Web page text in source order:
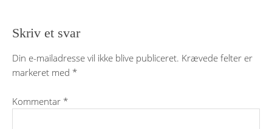
Skriv et svar
Din e-mailadresse vil ikke blive publiceret. Krævede felter er
markeret med *
Kommentar *